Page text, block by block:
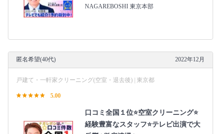
NAGAREBOSHI 東京本部
匿名希望(40代) 2022年12月
戸建て・一軒家クリーニング(空室・退去後) | 東京都
5.00
口コミ全国１位⭐空室クリーニング⭐
経験豊富なスタッフ⭐テレビ出演で大